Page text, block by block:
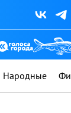
Народные